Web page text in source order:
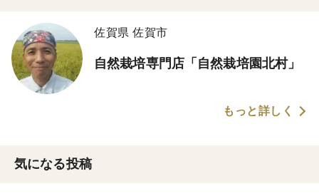
佐賀県 佐賀市
自然栽培専門店「自然栽培園北村」
もっと詳しく
気になる投稿